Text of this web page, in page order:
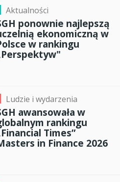
Aktualności
ponownie najlepszą
ekonomiczną w
w rankingu
Ludzie i wydarzenia
awansowała w
rankingu
Times”
in Finance 2026